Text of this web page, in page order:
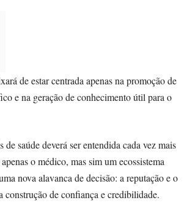
de estar centrada apenas na promoção de
e na geração de conhecimento útil para o
saúde deverá ser entendida cada vez mais
o médico, mas sim um ecossistema
nova alavanca de decisão: a reputação e o
construção de confiança e credibilidade.